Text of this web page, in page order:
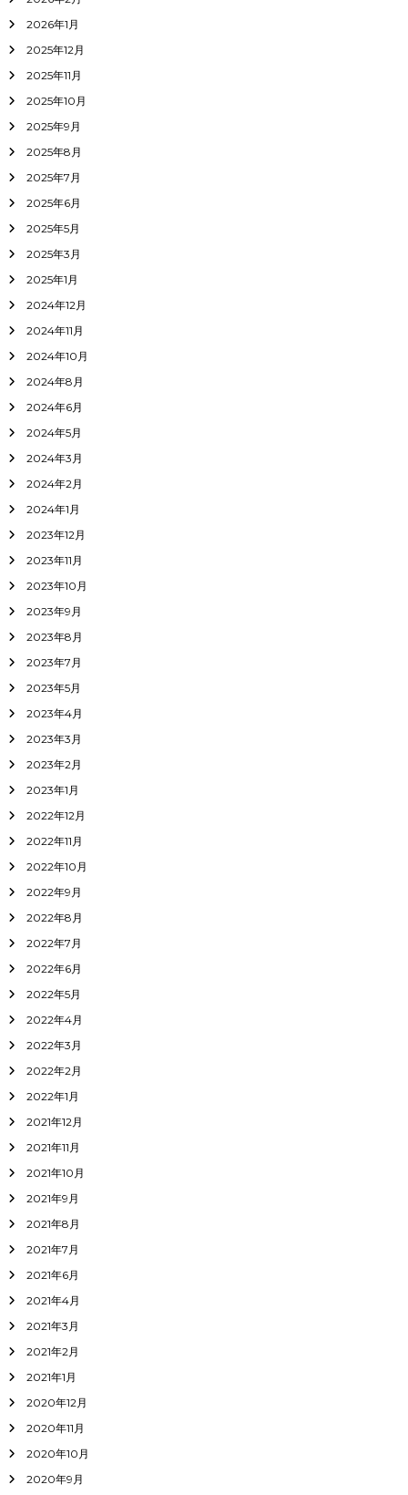
2026年1月
2025年12月
2025年11月
2025年10月
2025年9月
2025年8月
2025年7月
2025年6月
2025年5月
2025年3月
2025年1月
2024年12月
2024年11月
2024年10月
2024年8月
2024年6月
2024年5月
2024年3月
2024年2月
2024年1月
2023年12月
2023年11月
2023年10月
2023年9月
2023年8月
2023年7月
2023年5月
2023年4月
2023年3月
2023年2月
2023年1月
2022年12月
2022年11月
2022年10月
2022年9月
2022年8月
2022年7月
2022年6月
2022年5月
2022年4月
2022年3月
2022年2月
2022年1月
2021年12月
2021年11月
2021年10月
2021年9月
2021年8月
2021年7月
2021年6月
2021年4月
2021年3月
2021年2月
2021年1月
2020年12月
2020年11月
2020年10月
2020年9月